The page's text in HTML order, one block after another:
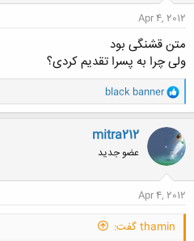
Apr 4, 2012
متن قشنگی بود
ولی چرا به پسرا تقدیم کردی؟
و
ا
ک
ن
ه
ا
black banner
mitra212
عضو جدید
Apr 4, 2012
thamin گفت: